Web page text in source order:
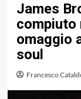
James
compiuto
omaggio
soul
Francesco